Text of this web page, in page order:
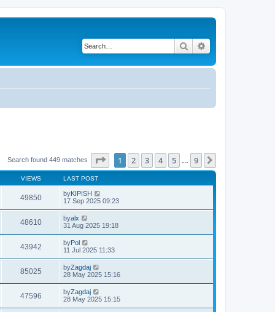
Search
Search found 449 matches Page of 9
1 2 3 4 5 9
VIEWS LAST POST
49850 byKIPISH
17 Sep 2025 09:23
48610 byalx
31 Aug 2025 19:18
43942 byPol
11 Jul 2025 11:33
85025 byZagdaj
28 May 2025 15:16
47596 byZagdaj
28 May 2025 15:15